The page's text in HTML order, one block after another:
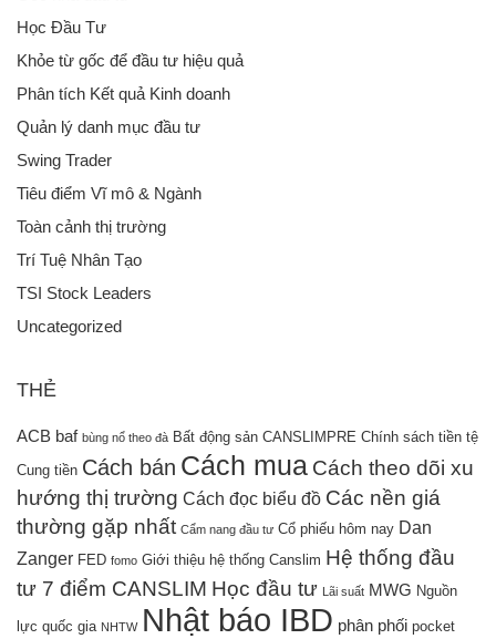
Học Đầu Tư
Khỏe từ gốc để đầu tư hiệu quả
Phân tích Kết quả Kinh doanh
Quản lý danh mục đầu tư
Swing Trader
Tiêu điểm Vĩ mô & Ngành
Toàn cảnh thị trường
Trí Tuệ Nhân Tạo
TSI Stock Leaders
Uncategorized
THẺ
ACB baf bùng nổ theo đà Bất động sản CANSLIMPRE Chính sách tiền tệ
Cung tiền Cách bán Cách mua Cách theo dõi xu
hướng thị trường Cách đọc biểu đồ Các nền giá
thường gặp nhất Cẩm nang đầu tư Cổ phiếu hôm nay Dan
Zanger FED fomo Giới thiệu hệ thống Canslim Hệ thống đầu
tư 7 điểm CANSLIM Học đầu tư Lãi suất MWG Nguồn
lực quốc gia NHTW Nhật báo IBD phân phối pocket